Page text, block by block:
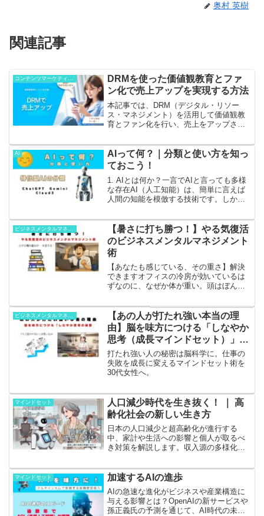
奥村 英樹
関連記事
コンテンツマーケティング
DRMを使った価値観教育とファ
ン化で売上アップを実現する方法
本記事では、DRM（デジタル・リソー
ス・マネジメント）を活用して価値観教
育とファン化を行い、売上をアップさせ
代のサラリーマンや自営業者に向けて、
具体的なアクションプランを提供しま
す。DRMとは何か？ダ...
AI
AIって何？｜分類と使い方を知っ
ておこう！
1. AIとは何か？一言でAIと言っても多様
な存在AI（人工知能）は、簡単に言えば
人間の知能を模倣する技術です。しか
力には大きな違いがあります。例えば、
特定のタスクに特化した「特化型
AI（ANI）」と、...
【暑さに打ち勝つ！】やる気復活
のビジネスメンタルマネジメント
術
【あなたも感じている、その重さ】解決
できますオフィスの冷房が効いているは
ずなのに、なぜか体が重い。頭はぼんや
が入らない・・・・。そんな経験、この
夏だけでも何度もされていませんか？朝
起きた瞬間から「今日も暑...
【あの人が打たれ強い本当の理
由】脳を味方につける「しなやか
思考（成長マインドセット）」の
秘密
打たれ強い人の秘密は脳科学に。仕事の
失敗を成長に変えるマインドセット術を
30代女性へ。
マインドセット
人口減少時代を生き抜く！ ｜ 高
齢化社会の新しい生き方
日本の人口減少と超高齢化が進行する
中、家計や生活への影響と個人が取るべ
き対策を解説します。収入源の多様化や
ず未来を楽しむための方法を提案しま
す。
マインドセット 加速するAIの進歩
AIの急速な進化がビジネスや産業構造に
与える影響とは？OpenAIの新サービスや
孫正義氏の予測を通じて、AI時代の未来